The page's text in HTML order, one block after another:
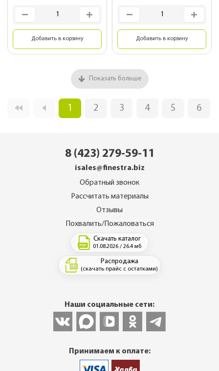
Добавить в корзину Добавить в корзину
Показать больше
1 2 3 4 5 6
8 (423) 279-59-11
isales@finestra.biz
Обратный звонок
Рассчитать материалы
Отзывы
Похвалить/Пожаловаться
Скачать каталог
01.08.2026 / 26.4 мб
Распродажа
(скачать прайс с остатками)
Наши социальные сети:
Принимаем к оплате: